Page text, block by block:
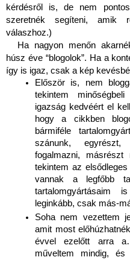
kérdésről is, de nem
szeretnék segíteni, amik
válaszhoz.)
Ha nagyon menőn
húsz éve “blogolok”. Ha a
így is igaz, csak a kép
Először is, nem
tekintem
igazság kedvéért el
hogy a cikkben
bármiféle
szánunk,
fogalmazni,
tekintem az
vannak a legfőbb
tartalomgyártásaim
leginkább, csak más-
Soha nem vezettem
amit most
évvel ezelőtt arra
műveltem mindig,